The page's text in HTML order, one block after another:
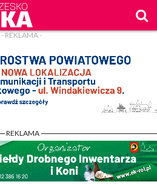
- REKLAMA -
- REKLAMA -